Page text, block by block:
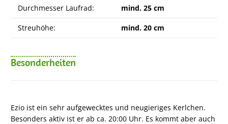
Durchmesser Laufrad: mind. 25 cm
Streuhöhe: mind. 20 cm
Besonderheiten
Ezio ist ein sehr aufgewecktes und neugieriges Kerlchen.
Besonders aktiv ist er ab ca. 20:00 Uhr. Es kommt aber auch